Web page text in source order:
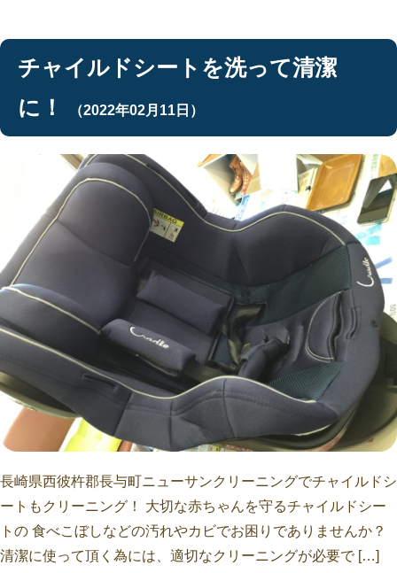
チャイルドシートを洗って清潔
に！
（2022年02月11日）
長崎県西彼杵郡長与町ニューサンクリーニングでチャイルドシ
ートもクリーニング！ 大切な赤ちゃんを守るチャイルドシー
トの 食べこぼしなどの汚れやカビでお困りでありませんか？
清潔に使って頂く為には、適切なクリーニングが必要で […]